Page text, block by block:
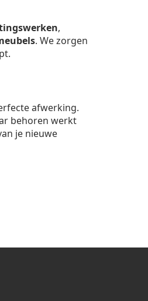
,
. We zorgen
afwerking.
behoren werkt
je nieuwe